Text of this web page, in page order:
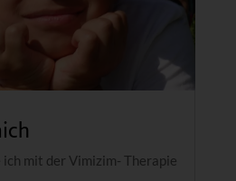
ich mit der Vimizim- Therapie